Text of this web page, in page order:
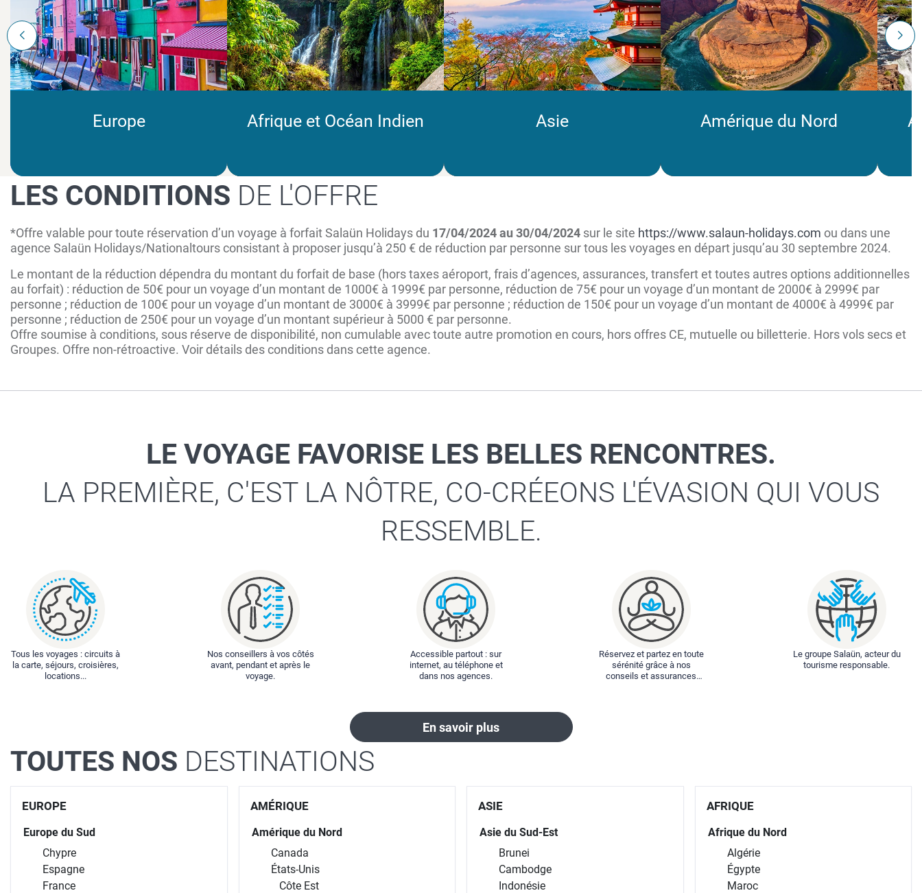
Europe Afrique et Océan Indien Asie Amérique du Nord
LES CONDITIONS DE L'OFFRE
*Offre valable pour toute réservation d’un voyage à forfait Salaün Holidays du 17/04/2024 au 30/04/2024 sur le site https://www.salaun-holidays.com ou dans une
agence Salaün Holidays/Nationaltours consistant à proposer jusqu’à 250 € de réduction par personne sur tous les voyages en départ jusqu’au 30 septembre 2024.
Le montant de la réduction dépendra du montant du forfait de base (hors taxes aéroport, frais d’agences, assurances, transfert et toutes autres options additionnelles
au forfait) : réduction de 50€ pour un voyage d’un montant de 1000€ à 1999€ par personne, réduction de 75€ pour un voyage d’un montant de 2000€ à 2999€ par
personne ; réduction de 100€ pour un voyage d’un montant de 3000€ à 3999€ par personne ; réduction de 150€ pour un voyage d’un montant de 4000€ à 4999€ par
personne ; réduction de 250€ pour un voyage d’un montant supérieur à 5000 € par personne.
Offre soumise à conditions, sous réserve de disponibilité, non cumulable avec toute autre promotion en cours, hors offres CE, mutuelle ou billetterie. Hors vols secs et
Groupes. Offre non-rétroactive. Voir détails des conditions dans cette agence.
LE VOYAGE FAVORISE LES BELLES RENCONTRES.
LA PREMIÈRE, C'EST LA NÔTRE, CO-CRÉEONS L'ÉVASION QUI VOUS
RESSEMBLE.
Tous les voyages : circuits à
la carte, séjours, croisières,
locations...
Nos conseillers à vos côtés
avant, pendant et après le
voyage.
Accessible partout : sur
internet, au téléphone et
dans nos agences.
Réservez et partez en toute
sérénité grâce à nos
conseils et assurances
Le groupe Salaün, acteur du
tourisme responsable.
En savoir plus
TOUTES NOS DESTINATIONS
EUROPE
Europe du Sud
Chypre
Espagne
France
AMÉRIQUE
Amérique du Nord
Canada
États-Unis
Côte Est
ASIE
Asie du Sud-Est
Brunei
Cambodge
Indonésie
AFRIQUE
Afrique du Nord
Algérie
Égypte
Maroc